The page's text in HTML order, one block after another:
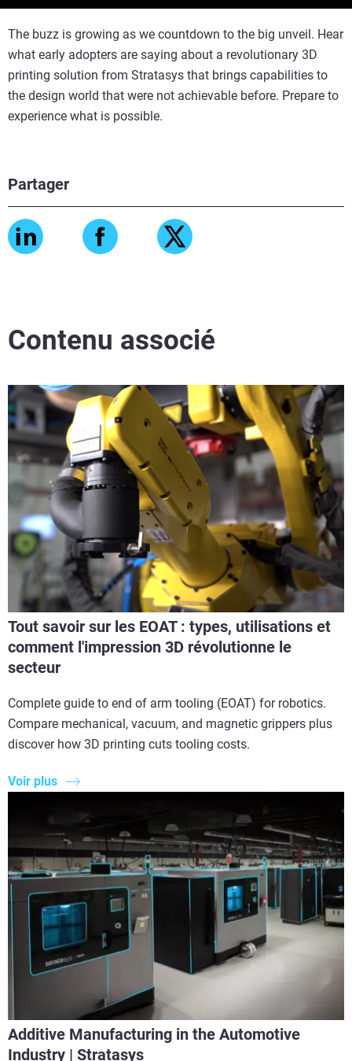
Partager
The buzz is growing as we countdown to the big unveil. Hear
what early adopters are saying about a revolutionary 3D
printing solution from Stratasys that brings capabilities to
the design world that were not achievable before. Prepare to
experience what is possible.
Contenu associé
Tout savoir sur les EOAT : types, utilisations et
comment l'impression 3D révolutionne le
secteur
Complete guide to end of arm tooling (EOAT) for robotics.
Compare mechanical, vacuum, and magnetic grippers plus
discover how 3D printing cuts tooling costs.
Voir plus
Additive Manufacturing in the Automotive
Industry | Stratasys